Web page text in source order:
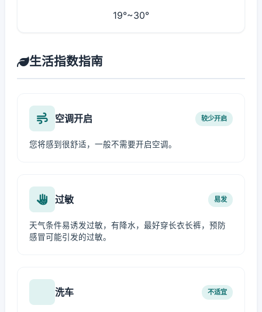
19°~30°
生活指数指南
空调开启 较少开启
您将感到很舒适，一般不需要开启空调。
过敏 易发
天气条件易诱发过敏，有降水，最好穿长衣长裤，预防
感冒可能引发的过敏。
洗车 不适宜